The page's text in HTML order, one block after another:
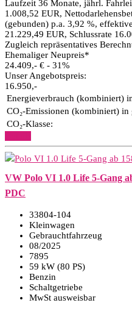
Laufzeit 36 Monate, jährl.
1.008,52 EUR,
(gebunden) p.a. 3,92 %,
21.229,49 EUR, Schlussrate
Zugleich repräsentatives
Ehemaliger Neupreis*
24.409,- € - 31%
Unser Angebotspreis:
16.950,-
Energieverbrauch (kombiniert)
CO₂-Emissionen (kombiniert) in
CO₂-Klasse:
VW Polo VI 1.0 Life 5-Gang
PDC
33804-104
Kleinwagen
Gebrauchtfahrzeug
08/2025
7895
59 kW (80 PS)
Benzin
Schaltgetriebe
MwSt ausweisbar